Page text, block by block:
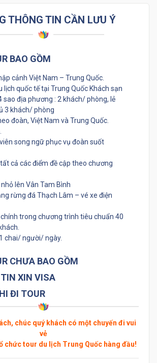
THÔNG TIN CẦN LƯU Ý
BAO GỒM
cảnh Việt Nam – Trung Quốc.
lịch quốc tế tại Trung Quốc Khách sạn
sao địa phương : 2 khách/ phòng, lẻ
3 khách/ phòng
đoàn, Việt Nam và Trung Quốc.
song ngữ phục vụ đoàn suốt
cả các điểm đề cập theo chương
lên Vân Tam Bình
rừng đá Thạch Lâm – vé xe điện
trong chương trình tiêu chuẩn 40
chai/ người/ ngày.
CHƯA BAO GỒM
XIN VISA
ĐI TOUR
chúc quý khách có một chuyến đi vui
vẻ
chức tour du lịch Trung Quốc hàng đầu!